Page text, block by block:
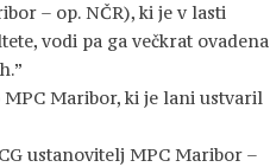
– op. NČR), ki je v lasti
vodi pa ga večkrat ovadena
Maribor, ki je lani ustvaril
ustanovitelj MPC Maribor –